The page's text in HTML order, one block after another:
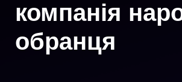
компанія
обранця